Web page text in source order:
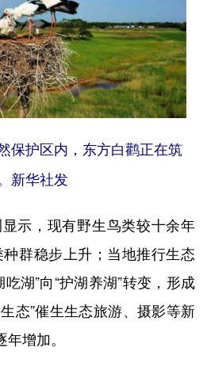
保护区内，东方白鹳正在筑
新华社发
示，现有野生鸟类较十余年
群稳步上升；当地推行生态
湖”向“护湖养湖”转变，形成
态”催生生态旅游、摄影等新
增加。